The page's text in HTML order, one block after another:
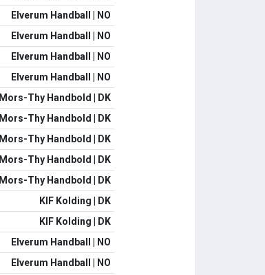
Elverum Handball | NO
Elverum Handball | NO
Elverum Handball | NO
Elverum Handball | NO
Mors-Thy Handbold | DK
Mors-Thy Handbold | DK
Mors-Thy Handbold | DK
Mors-Thy Handbold | DK
Mors-Thy Handbold | DK
KIF Kolding | DK
KIF Kolding | DK
Elverum Handball | NO
Elverum Handball | NO